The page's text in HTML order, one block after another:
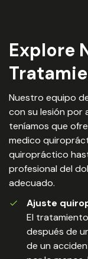
Explore
Nuestro equipo
con su lesión por
teníamos que
medico
quiropráctico
profesional del
adecuado.
Ajuste
El
después de
de un